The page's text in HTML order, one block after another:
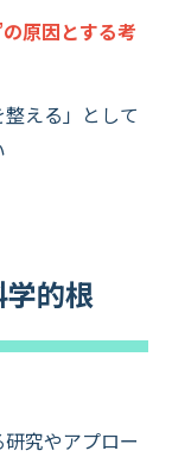
原因とする考
える」として
的根
究やアプロー